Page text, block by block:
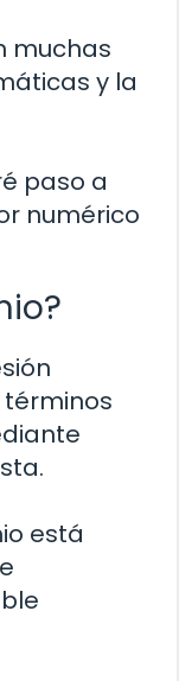
muchas
y la
paso a
numérico
está